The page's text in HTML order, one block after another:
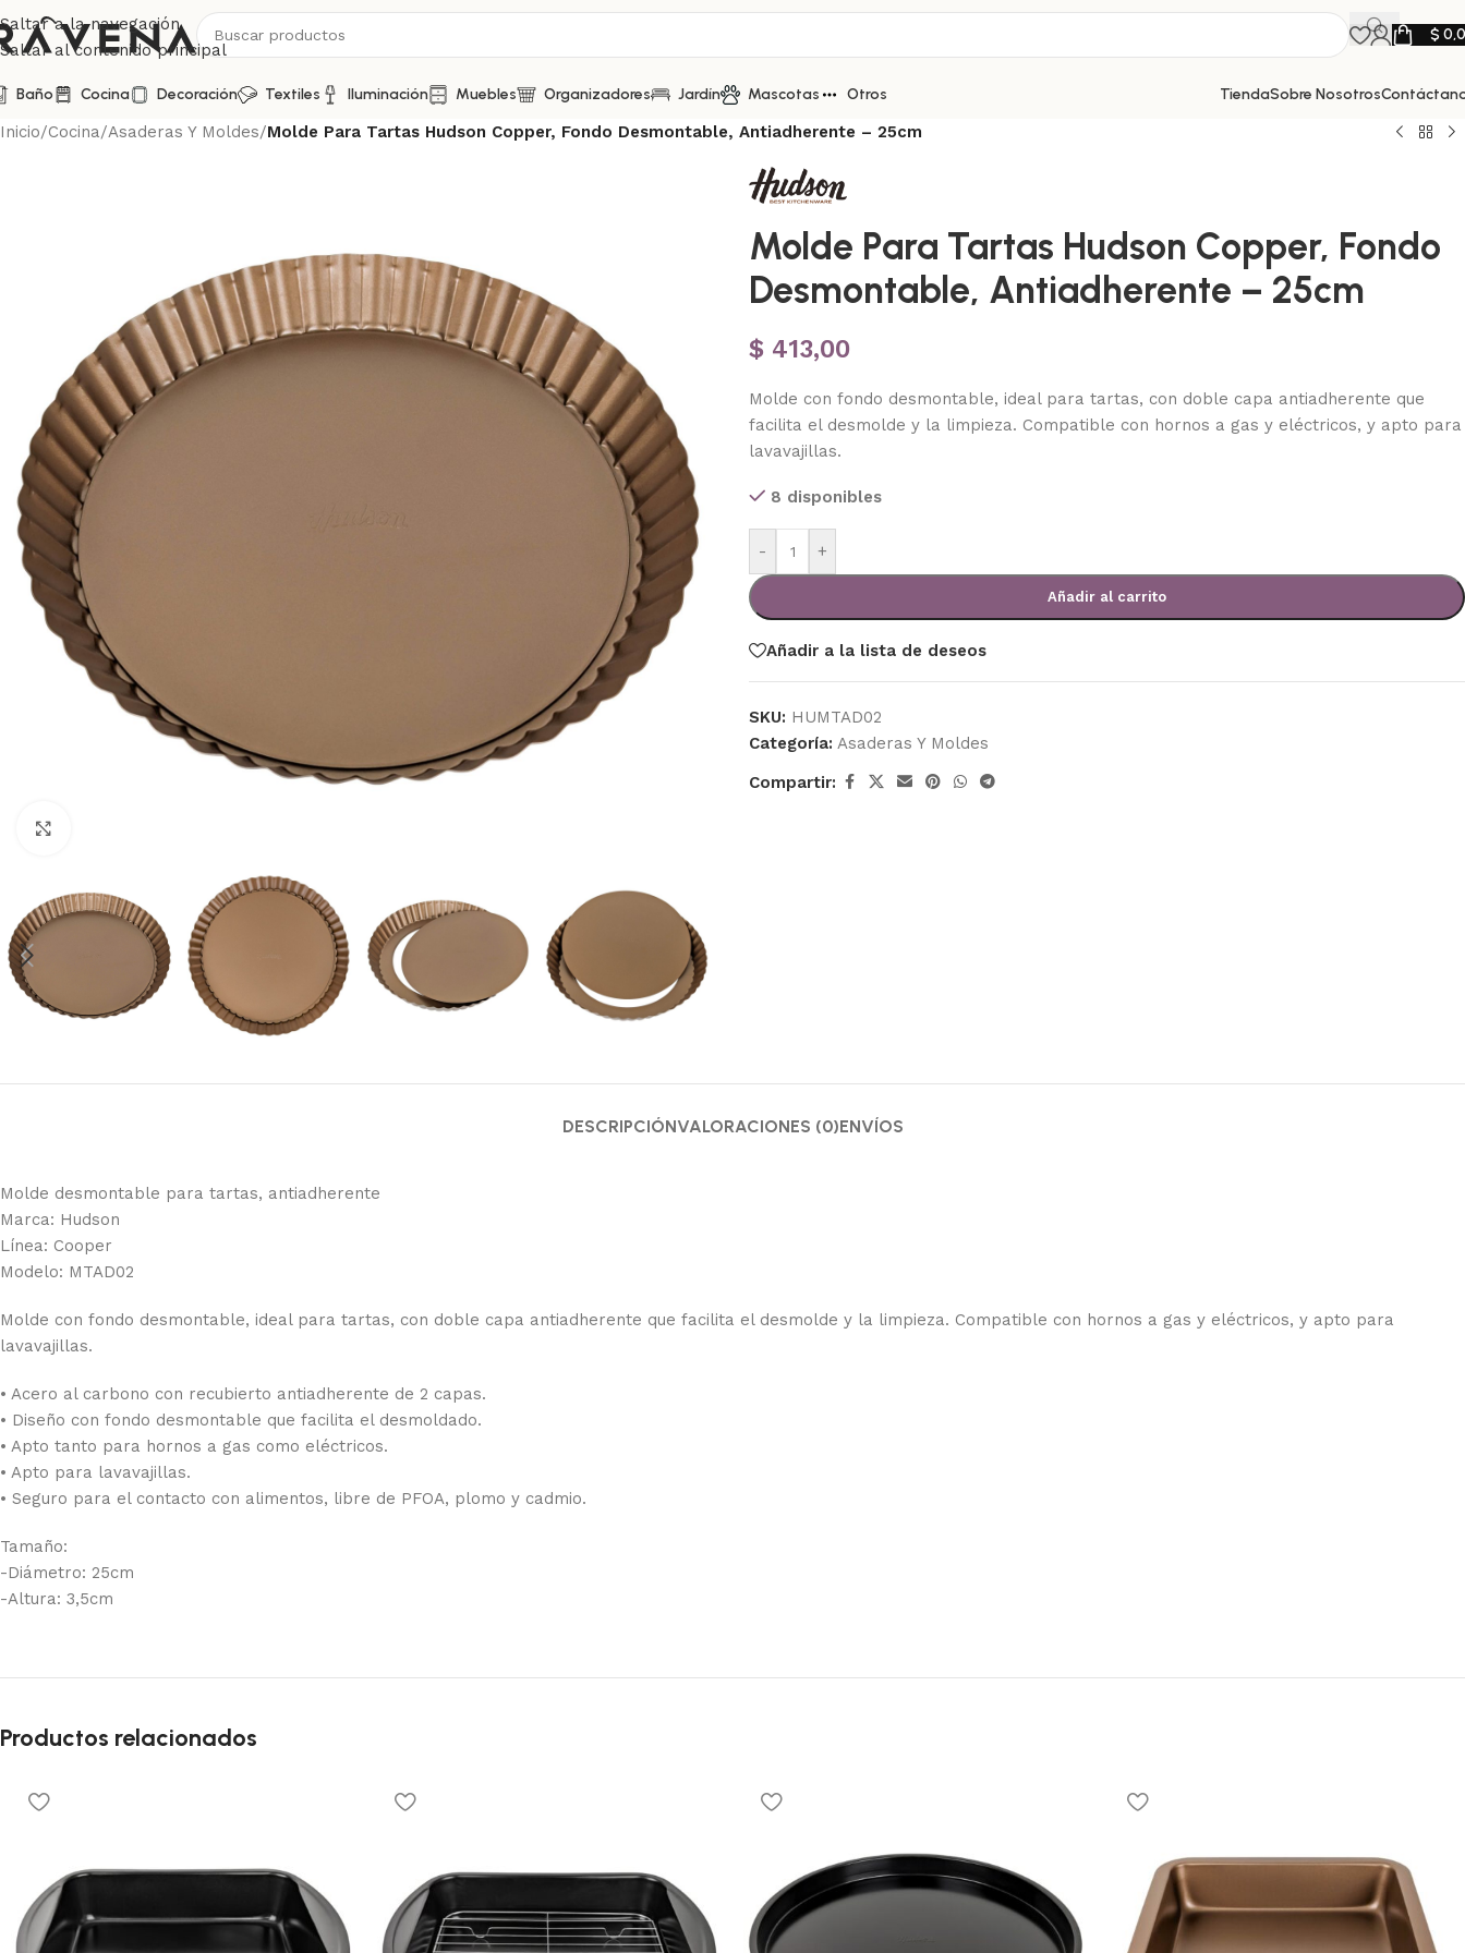
Saltar a la navegación
Saltar al contenido principal
$
Baño Cocina Decoración Textiles Iluminación Muebles Organizadores Jardín Mascotas Otros TiendaSobre Nosotros
Inicio/Cocina/Asaderas Y Moldes/Molde Para Tartas Hudson Copper, Fondo Desmontable, Antiadherente – 25cm
Molde Para Tartas Hudson Copper, Fondo
Desmontable, Antiadherente – 25cm
$ 413,00
Molde con fondo desmontable, ideal para tartas, con doble capa antiadherente que
facilita el desmolde y la limpieza. Compatible con hornos a gas y eléctricos, y apto para
lavavajillas.
8 disponibles
- +
Añadir al carrito
Añadir a la lista de deseos
SKU: HUMTAD02
Categoría: Asaderas Y Moldes
Compartir:
DESCRIPCIÓNVALORACIONES (0)ENVÍOS
Molde desmontable para tartas, antiadherente
Marca: Hudson
Línea: Cooper
Modelo: MTAD02
Molde con fondo desmontable, ideal para tartas, con doble capa antiadherente que facilita el desmolde y la limpieza. Compatible con hornos a gas y eléctricos, y apto para
lavavajillas.
• Acero al carbono con recubierto antiadherente de 2 capas.
• Diseño con fondo desmontable que facilita el desmoldado.
• Apto tanto para hornos a gas como eléctricos.
• Apto para lavavajillas.
• Seguro para el contacto con alimentos, libre de PFOA, plomo y cadmio.
Tamaño:
-Diámetro: 25cm
-Altura: 3,5cm
Productos relacionados